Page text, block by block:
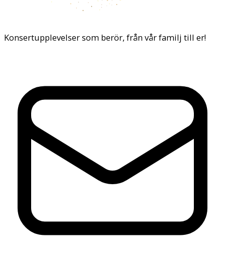
Konsertupplevelser som berör, från vår familj till er!